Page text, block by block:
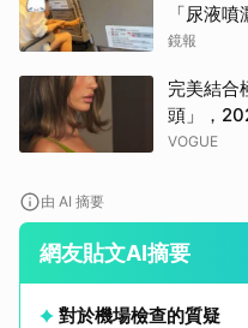
「尿液
鏡報
完美結合
頭」，
自帶90年
VOGUE
由 AI 摘要
網友貼文AI摘要
對於機場檢查的質疑